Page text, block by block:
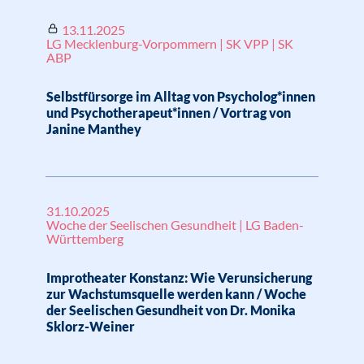
13.11.2025
LG Mecklenburg-Vorpommern | SK VPP | SK
ABP
Selbstfürsorge im Alltag von Psycholog*innen
und Psychotherapeut*innen / Vortrag von
Janine Manthey
31.10.2025
Woche der Seelischen Gesundheit | LG Baden-
Württemberg
Improtheater Konstanz: Wie Verunsicherung
zur Wachstumsquelle werden kann / Woche
der Seelischen Gesundheit von Dr. Monika
Sklorz-Weiner